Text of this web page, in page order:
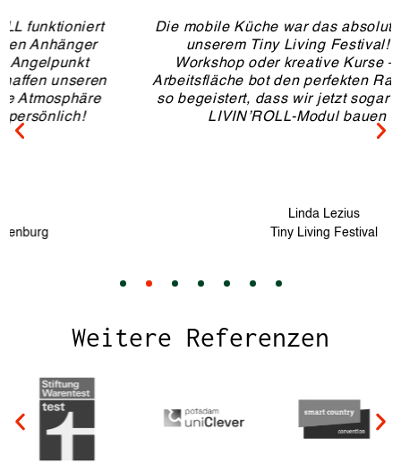
Die mobile Küche war das absolute Highlight auf
unserem Tiny Living Festival! Ob Pasta-
Workshop oder kreative Kurse – die riesige
Arbeitsfläche bot den perfekten Rahmen. Wir sind
so begeistert, dass wir jetzt sogar unser eigenes
LIVIN’ROLL-Modul bauen lassen!
Weitere Referenzen